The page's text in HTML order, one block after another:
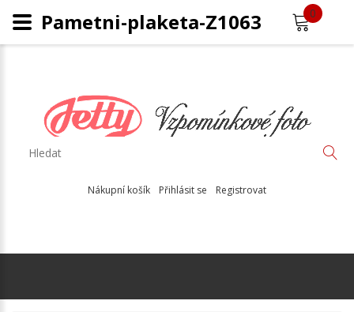
Nákupní košík Přihlásit se Registrovat
0
Pametni-plaketa-Z1063